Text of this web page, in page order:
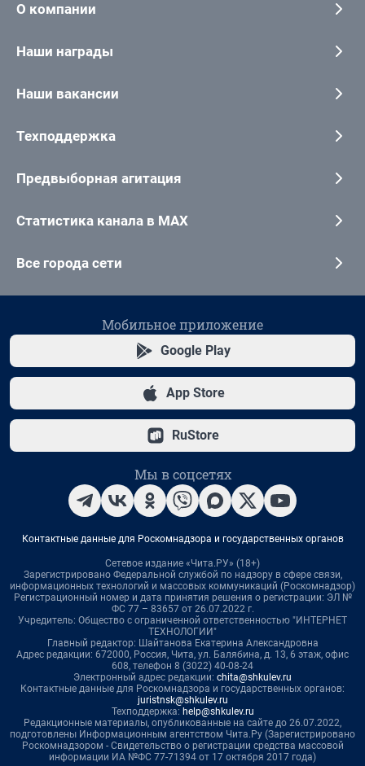
О компании
Наши награды
Наши вакансии
Техподдержка
Предвыборная агитация
Статистика канала в MAX
Все города сети
Мобильное приложение
Google Play
App Store
RuStore
Мы в соцсетях
Контактные данные для Роскомнадзора и государственных органов
Сетевое издание «Чита.РУ» (18+)
Зарегистрировано Федеральной службой по надзору в сфере связи,
информационных технологий и массовых коммуникаций (Роскомнадзор)
Регистрационный номер и дата принятия решения о регистрации: ЭЛ №
ФС 77 – 83657 от 26.07.2022 г.
Учредитель: Общество с ограниченной ответственностью "ИНТЕРНЕТ
ТЕХНОЛОГИИ"
Главный редактор: Шайтанова Екатерина Александровна
Адрес редакции: 672000, Россия, Чита, ул. Балябина, д. 13, 6 этаж, офис
608, телефон 8 (3022) 40-08-24
Электронный адрес редакции: chita@shkulev.ru
Контактные данные для Роскомнадзора и государственных органов:
juristnsk@shkulev.ru
Техподдержка: help@shkulev.ru
Редакционные материалы, опубликованные на сайте до 26.07.2022,
подготовлены Информационным агентством Чита.Ру (Зарегистрировано
Роскомнадзором - Свидетельство о регистрации средства массовой
информации ИА №ФС 77-71394 от 17 октября 2017 года)